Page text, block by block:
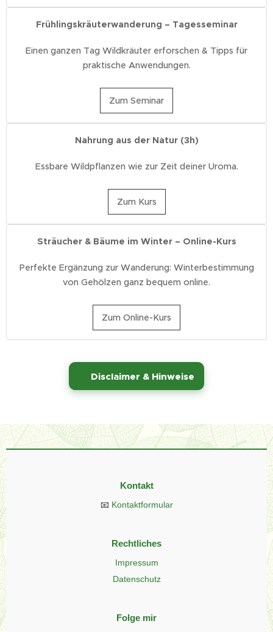
Frühlingskräuterwanderung – Tagesseminar
Einen ganzen Tag Wildkräuter erforschen & Tipps für
praktische Anwendungen.
Zum Seminar
Nahrung aus der Natur (3h)
Essbare Wildpflanzen wie zur Zeit deiner Uroma.
Zum Kurs
Sträucher & Bäume im Winter – Online-Kurs
Perfekte Ergänzung zur Wanderung: Winterbestimmung
von Gehölzen ganz bequem online.
Zum Online-Kurs
Disclaimer & Hinweise
Kontakt
📧 Kontaktformular
Rechtliches
Impressum
Datenschutz
Folge mir